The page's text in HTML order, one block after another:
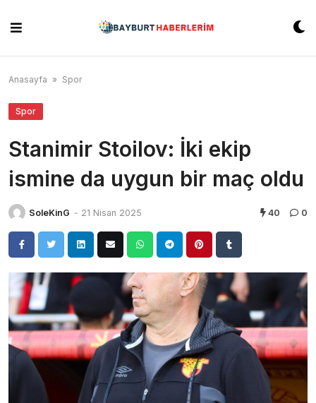
content
Anasayfa » Spor
Spor
Stanimir Stoilov: İki ekip
ismine da uygun bir maç oldu
SoleKinG - 21 Nisan 2025 40 0